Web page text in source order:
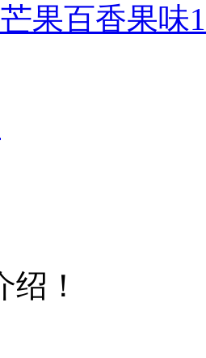
果百香果味
！